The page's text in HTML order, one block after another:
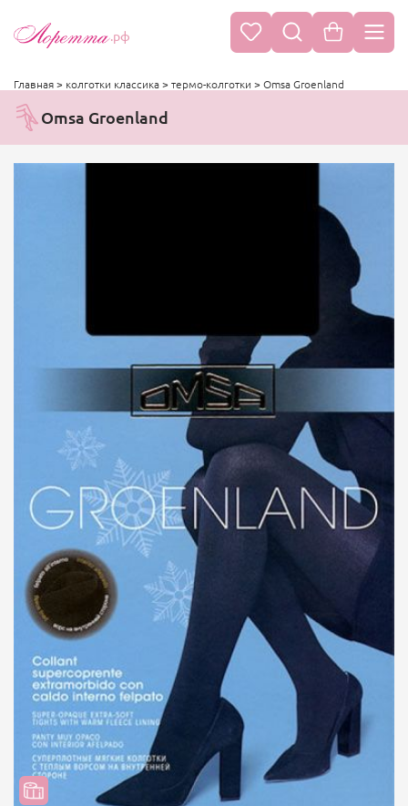
.рф
Главная> колготки классика> термо-колготки > Omsa Groenland
Omsa Groenland